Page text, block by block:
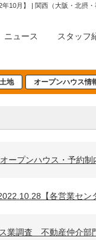
年10月】 | 関西（大阪・北摂
ニュース スタッフ
土地 オープンハウス情
ープンハウス・予約制
【各営業セン
業調査 不動産仲介部